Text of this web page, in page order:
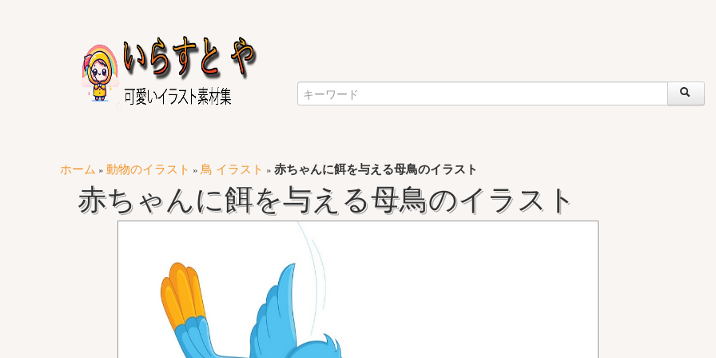
ホーム » 動物のイラスト » 鳥 イラスト » 赤ちゃんに餌を与える母鳥のイラスト
赤ちゃんに餌を与える母鳥のイラスト